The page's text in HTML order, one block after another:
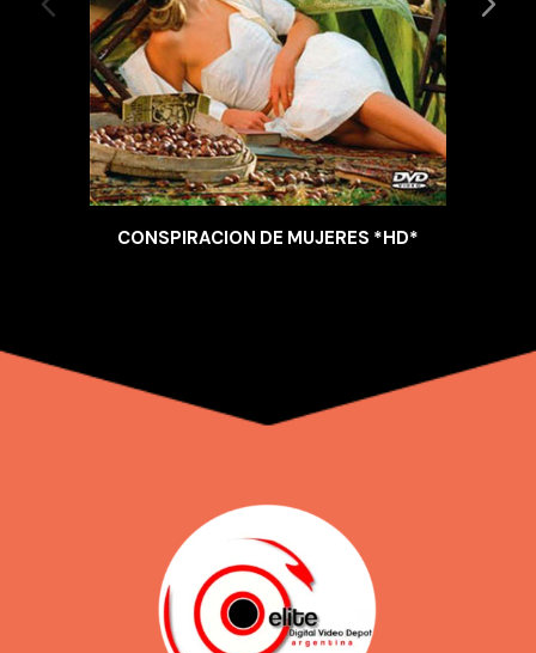
CONSPIRACION DE MUJERES *HD*